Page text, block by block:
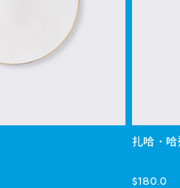
扎哈．
$180.0